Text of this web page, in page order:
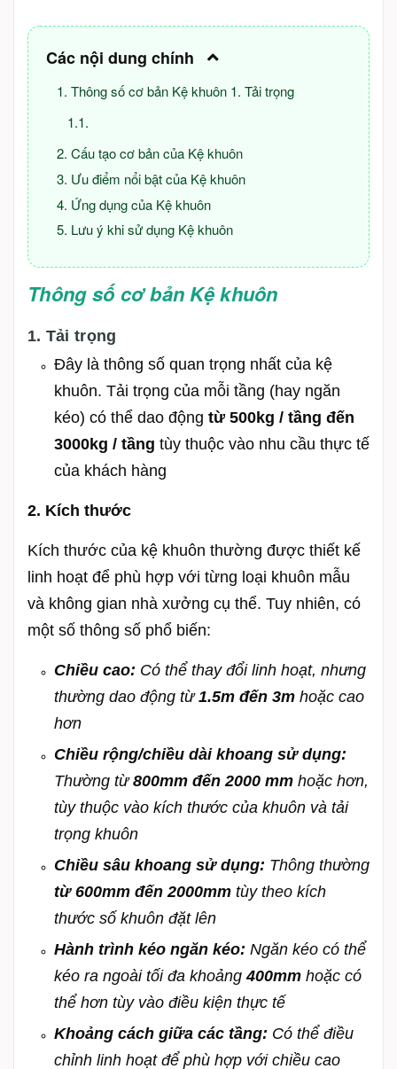
Các nội dung chính
Thông số cơ bản Kệ khuôn 1. Tải trọng
Cấu tạo cơ bản của Kệ khuôn
Ưu điểm nổi bật của Kệ khuôn
Ứng dụng của Kệ khuôn
Lưu ý khi sử dụng Kệ khuôn
Thông số cơ bản Kệ khuôn
1. Tải trọng
Đây là thông số quan trọng nhất của kệ
khuôn. Tải trọng của mỗi tầng (hay ngăn
kéo) có thể dao động từ 500kg / tầng đến
3000kg / tầng tùy thuộc vào nhu cầu thực tế
của khách hàng
2. Kích thước
Kích thước của kệ khuôn thường được thiết kế
linh hoạt để phù hợp với từng loại khuôn mẫu
và không gian nhà xưởng cụ thể. Tuy nhiên, có
một số thông số phổ biến:
Chiều cao: Có thể thay đổi linh hoạt, nhưng
thường dao động từ1.5m đến 3m hoặc cao
hơn
Chiều rộng/chiều dài khoang sử dụng:
Thường từ800mm đến 2000 mm hoặc hơn,
tùy thuộc vào kích thước của khuôn và tải
trọng khuôn
Chiều sâu khoang sử dụng: Thông thường
từ 600mm đến 2000mm tùy theo kích
thước số khuôn đặt lên
Hành trình kéo ngăn kéo: Ngăn kéo có thể
kéo ra ngoài tối đa khoảng400mm hoặc có
thể hơn tùy vào điều kiện thực tế
Khoảng cách giữa các tầng: Có thể điều
chỉnh linh hoạt để phù hợp với chiều cao